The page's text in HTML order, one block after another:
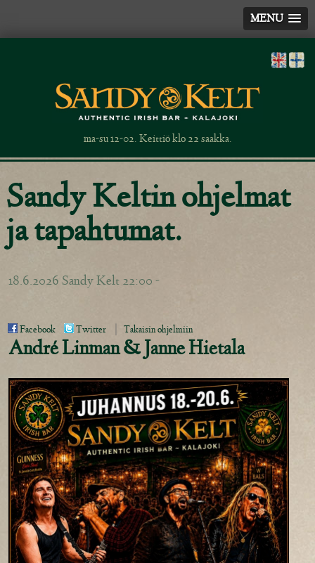
MENU
ma-su 12-02. Keittiö klo 22 saakka.
Sandy Keltin ohjelmat
ja tapahtumat.
18.6.2026 Sandy Kelt 22:00 -
Facebook Twitter Takaisin ohjelmiin
André Linman & Janne Hietala